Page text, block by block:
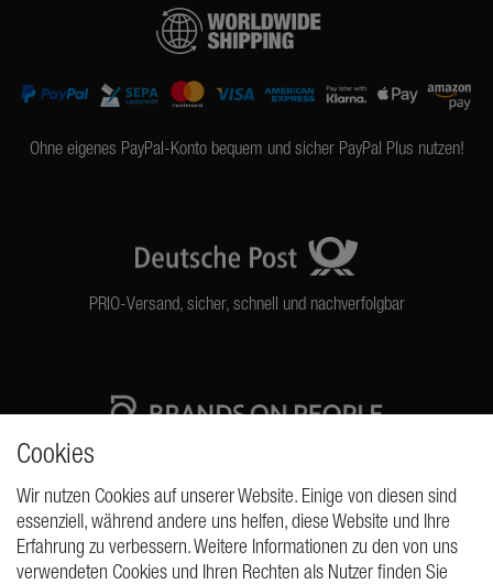
Ohne eigenes PayPal-Konto bequem und sicher PayPal Plus nutzen!
PRIO-Versand, sicher, schnell und nachverfolgbar
ANFRAGEN
Cookies
Wir nutzen Cookies auf unserer Website. Einige von diesen sind
essenziell, während andere uns helfen, diese Website und Ihre
Erfahrung zu verbessern. Weitere Informationen zu den von uns
verwendeten Cookies und Ihren Rechten als Nutzer finden Sie